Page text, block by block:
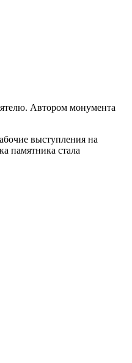
Автором монумента
выступления на
памятника стала